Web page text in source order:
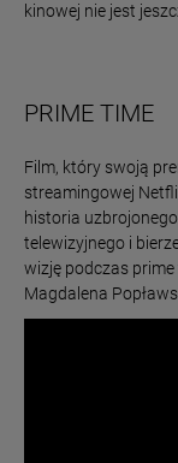
kinowej nie jest
PRIME TIME
Film, który swoją
streamingowej
historia
telewizyjnego i
wizję podczas prime
Magdalena